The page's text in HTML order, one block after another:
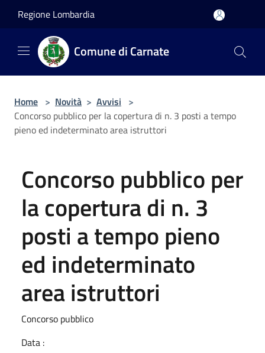
Regione Lombardia
Comune di Carnate
Home > Novità > Avvisi >
Concorso pubblico per la copertura di n. 3 posti a tempo
pieno ed indeterminato area istruttori
Concorso pubblico per
la copertura di n. 3
posti a tempo pieno
ed indeterminato
area istruttori
Concorso pubblico
Data :